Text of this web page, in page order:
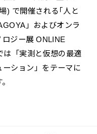
) で開催される｢人と
」およびオンラ
ジー展 ONLINE
は「実測と仮想の最適
ション」をテーマに